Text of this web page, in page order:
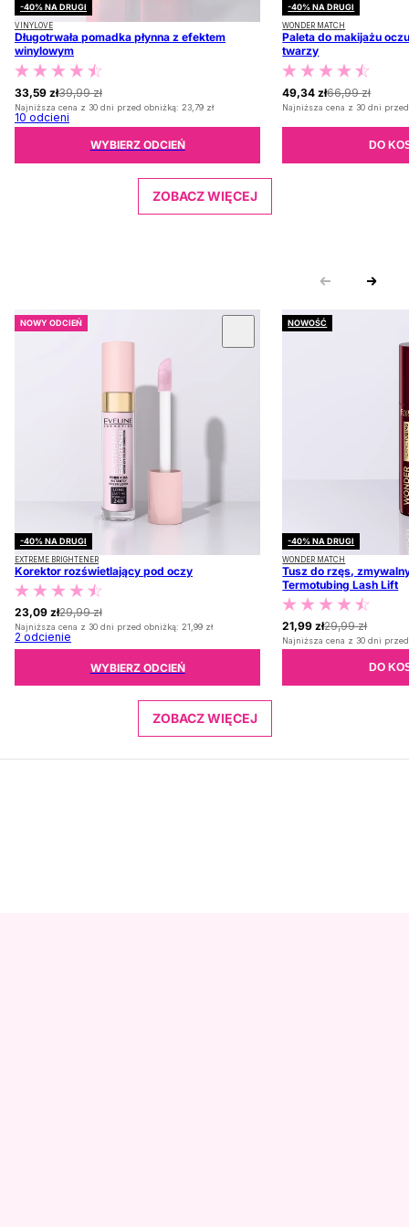
-40% NA DRUGI
VINYLOVE
Długotrwała pomadka płynna z efektem
winylowym
39,99 zł
33,59 zł
Najniższa cena z 30 dni przed obniżką: 23,79 zł
10 odcieni
WYBIERZ ODCIEŃ
-40% NA DRUGI
WONDER MATCH
Paleta do makijażu
twarzy
66,99 zł
49,34 zł
Najniższa cena z 30 dni
DO
ZOBACZ WIĘCEJ
NOWY ODCIEŃ
-40% NA DRUGI
EXTREME BRIGHTENER
Korektor rozświetlający pod oczy
29,99 zł
23,09 zł
Najniższa cena z 30 dni przed obniżką: 21,99 zł
2 odcienie
WYBIERZ ODCIEŃ
NOWOŚĆ
-40% NA DRUGI
WONDER MATCH
Tusz do rzęs,
Termotubing Lash Lift
29,99 zł
21,99 zł
Najniższa cena z 30 dni
DO
ZOBACZ WIĘCEJ